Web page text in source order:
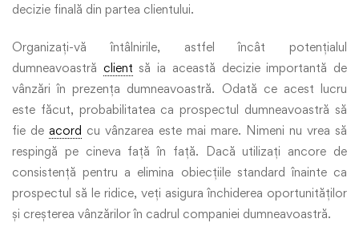
decizie finală din partea clientului.
Organizați-vă întâlnirile, astfel încât potențialul
dumneavoastră client să ia această decizie importantă de
vânzări în prezența dumneavoastră. Odată ce acest lucru
este făcut, probabilitatea ca prospectul dumneavoastră să
fie de acord cu vânzarea este mai mare. Nimeni nu vrea să
respingă pe cineva față în față. Dacă utilizați ancore de
consistență pentru a elimina obiecțiile standard înainte ca
prospectul să le ridice, veți asigura închiderea oportunităților
și creșterea vânzărilor în cadrul companiei dumneavoastră.